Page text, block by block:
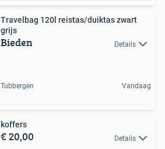
Travelbag 120l reistas/duiktas zwart
grijs
Bieden Details
Tubbergen Vandaag
koffers
€ 20,00 Details